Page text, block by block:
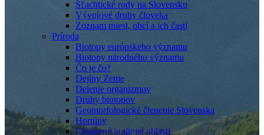
Šľachtické rody na Slovensku
Vývojové druhy človeka
Zoznam miest, obcí a ich častí
Príroda
Biotopy európskeho významu
Biotopy národného významu
Čo je čo?
Dejiny Zeme
Delenie organizmov
Druhy biotopov
Geomorfologické členenie Slovenska
Horniny
Chránené krajinné oblasti